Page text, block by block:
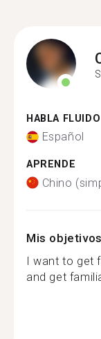
HABLA FLUIDO
Español
APRENDE
Chino
Mis
I want to get
and get